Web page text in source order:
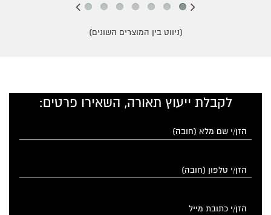
(ניווט בין המוצרים השונים)
לקבלת ייעוץ תאורה, השאירו פרטים: